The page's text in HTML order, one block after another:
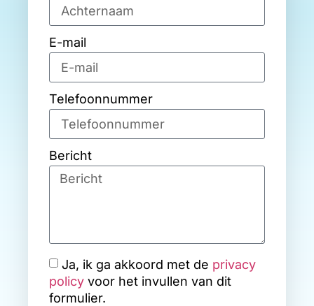
E-mail
Telefoonnummer
Bericht
Ja, ik ga akkoord met de privacy
policy voor het invullen van dit
formulier.